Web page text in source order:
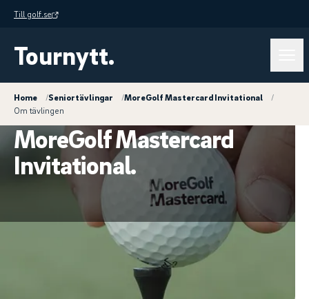
Till golf.se
Tournytt.
Home /Seniortävlingar /MoreGolf Mastercard Invitational
/
Om tävlingen
MoreGolf Mastercard
Invitational.